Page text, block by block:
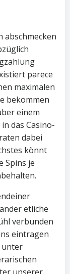
abschmecken
parece
maximalen
bekommen
einem
das Casino-
dabei
könnt
Spins je
etliche
verbunden
eintragen
unter